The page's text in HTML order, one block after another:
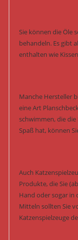
Sie können die Öle
behandeln. Es gibt
enthalten wie
Manche Hersteller
eine Art
schwimmen, die die
Spaß hat, können
Auch
Produkte, die Sie
Hand oder sogar in
Mitteln sollten Sie
Katzenspielzeuge